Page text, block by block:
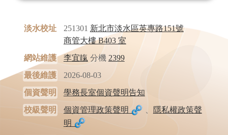
淡水校址 251301 新北市淡水區英專路151號
商管大樓 B403 室
網站維護
李宜靝 分機 2399
最後維護
2026-08-03
個資聲明
學務長室個資聲明告知
校級聲明
個資管理政策聲明
隱私權政策聲
明